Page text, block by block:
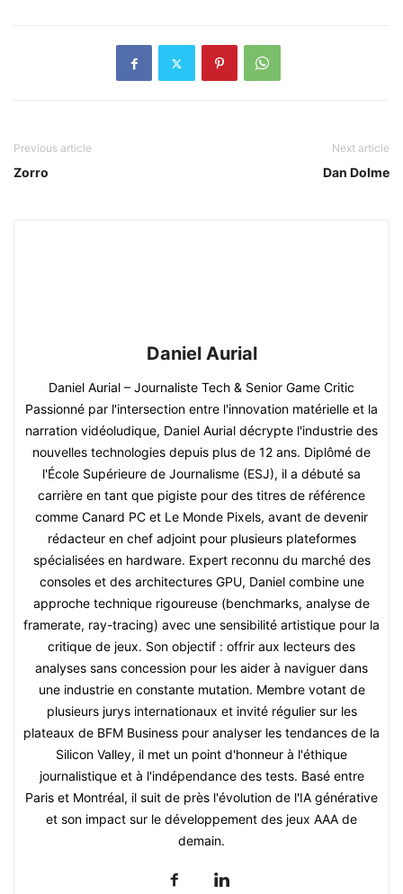
Previous article
Zorro
Next article
Dan Dolme
Daniel Aurial
Daniel Aurial – Journaliste Tech & Senior Game Critic
Passionné par l'intersection entre l'innovation matérielle et la
narration vidéoludique, Daniel Aurial décrypte l'industrie des
nouvelles technologies depuis plus de 12 ans. Diplômé de
l'École Supérieure de Journalisme (ESJ), il a débuté sa
carrière en tant que pigiste pour des titres de référence
comme Canard PC et Le Monde Pixels, avant de devenir
rédacteur en chef adjoint pour plusieurs plateformes
spécialisées en hardware. Expert reconnu du marché des
consoles et des architectures GPU, Daniel combine une
approche technique rigoureuse (benchmarks, analyse de
framerate, ray-tracing) avec une sensibilité artistique pour la
critique de jeux. Son objectif : offrir aux lecteurs des
analyses sans concession pour les aider à naviguer dans
une industrie en constante mutation. Membre votant de
plusieurs jurys internationaux et invité régulier sur les
plateaux de BFM Business pour analyser les tendances de la
Silicon Valley, il met un point d'honneur à l'éthique
journalistique et à l'indépendance des tests. Basé entre
Paris et Montréal, il suit de près l'évolution de l'IA générative
et son impact sur le développement des jeux AAA de
demain.